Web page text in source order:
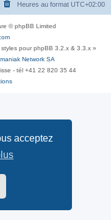
acceptez
Heures au format UTC+02:00
© phpBB Limited
pour phpBB 3.2.x & 3.3.x »
Network SA
- tél +41 22 820 35 44